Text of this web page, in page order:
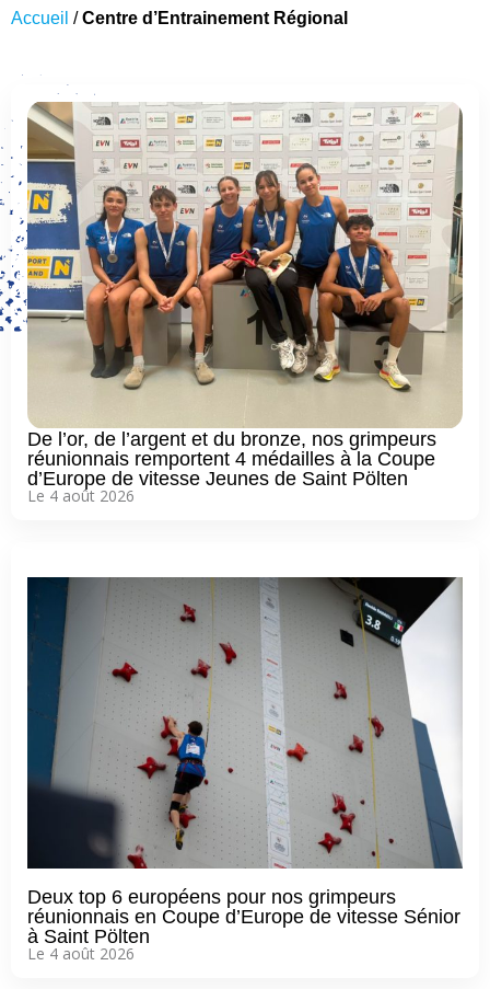
Accueil /Centre d’Entrainement Régional
De l’or, de l’argent et du bronze, nos grimpeurs
réunionnais remportent 4 médailles à la Coupe
d’Europe de vitesse Jeunes de Saint Pölten
Le 4 août 2026
Deux top 6 européens pour nos grimpeurs
réunionnais en Coupe d’Europe de vitesse Sénior
à Saint Pölten
Le 4 août 2026